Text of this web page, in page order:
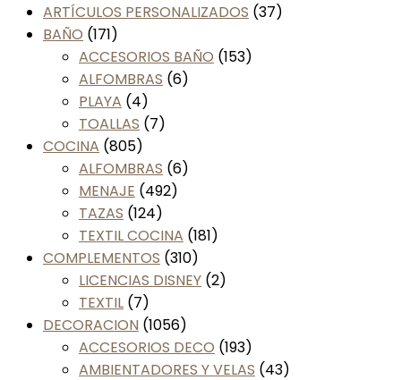
ARTÍCULOS PERSONALIZADOS (37)
BAÑO (171)
ACCESORIOS BAÑO (153)
ALFOMBRAS (6)
PLAYA (4)
TOALLAS (7)
COCINA (805)
ALFOMBRAS (6)
MENAJE (492)
TAZAS (124)
TEXTIL COCINA (181)
COMPLEMENTOS (310)
LICENCIAS DISNEY (2)
TEXTIL (7)
DECORACION (1056)
ACCESORIOS DECO (193)
AMBIENTADORES Y VELAS (43)